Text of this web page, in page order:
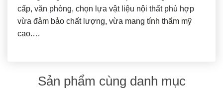
cấp, văn phòng, chọn lựa vật liệu nội thất phù hợp
vừa đảm bảo chất lượng, vừa mang tính thẩm mỹ
cao.…
Sản phẩm cùng danh mục